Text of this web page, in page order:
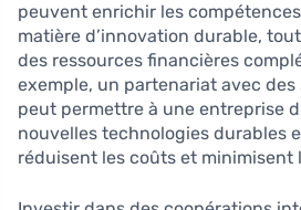
peuvent enrichir les
matière d’innovation durable,
des ressources financières
exemple, un partenariat avec
peut permettre à une entreprise
nouvelles technologies durables
réduisent les coûts et minimisent